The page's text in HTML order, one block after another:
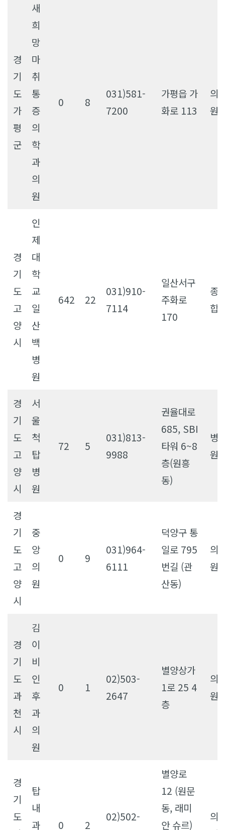
경
기
도
가
평
군
새
희
망
마
취
통
증
의
학
과
의
원
0 8
031)581-
7200
가평읍 가
화로 113
의
원
경
기
도
고
양
시
인
제
대
학
교
일
산
백
병
원
642 22
031)910-
7114
일산서구
주화로
170
종
합
경
기
도
고
양
시
서
울
척
탑
병
원
72 5
031)813-
9988
권율대로
685, SBI
타워 6~8
층(원흥
동)
병
원
경
기
도
고
양
시
중
앙
의
원
0 9
031)964-
6111
덕양구 통
일로 795
번길 (관
산동)
의
원
경
기
도
과
천
시
김
이
비
인
후
과
의
원
0 1
02)503-
2647
별양상가
1로 25 4
층
의
원
경
기
도
탑
내
과
0 2
02)502-
별양로
12 (원문
동, 래미
안 슈르)
의